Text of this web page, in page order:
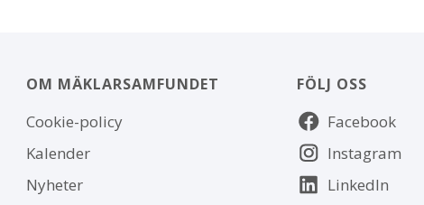
OM MÄKLARSAMFUNDET
Om
Cookie-policy
Kalender
Nyheter
FÖLJ OSS
Följ
oss
Facebook
Instagram
LinkedIn